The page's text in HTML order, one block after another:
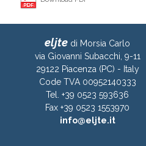
eljte di Morsia Carlo
via Giovanni Subacchi, 9-11
29122 Piacenza (PC) - Italy
Code TVA 00952140333
Tel. +39 0523 593636
Fax +39 0523 1553970
info@eljte.it